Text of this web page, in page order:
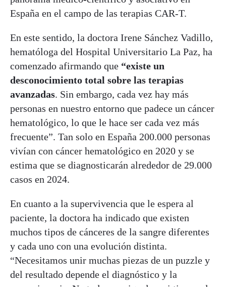
España en el campo de las terapias CAR-T.
En este sentido, la doctora Irene Sánchez Vadillo,
hematóloga del Hospital Universitario La Paz, ha
comenzado afirmando que “existe un
desconocimiento total sobre las terapias
avanzadas. Sin embargo, cada vez hay más
personas en nuestro entorno que padece un cáncer
hematológico, lo que le hace ser cada vez más
frecuente”. Tan solo en España 200.000 personas
vivían con cáncer hematológico en 2020 y se
estima que se diagnosticarán alrededor de 29.000
casos en 2024.
En cuanto a la supervivencia que le espera al
paciente, la doctora ha indicado que existen
muchos tipos de cánceres de la sangre diferentes
y cada uno con una evolución distinta.
“Necesitamos unir muchas piezas de un puzzle y
del resultado depende el diagnóstico y la